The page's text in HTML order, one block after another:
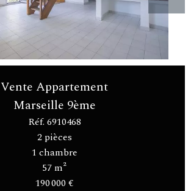
Vente Appartement
Marseille 9ème
Réf. 6910468
2 pièces
1 chambre
57 m²
190 000 €